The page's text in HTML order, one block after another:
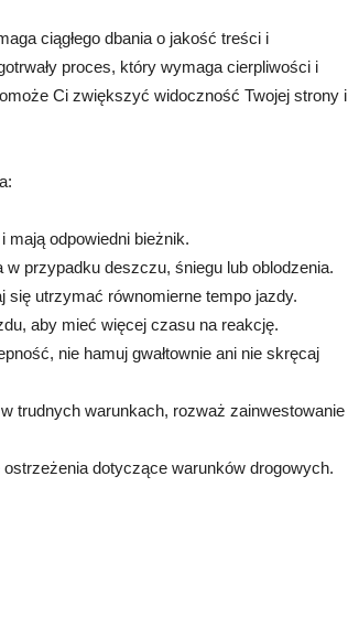
ciągłego dbania o jakość treści i
proces, który wymaga cierpliwości i
Ci zwiększyć widoczność Twojej strony i
mają odpowiedni bieżnik.
przypadku deszczu, śniegu lub oblodzenia.
się utrzymać równomierne tempo jazdy.
aby mieć więcej czasu na reakcję.
nie hamuj gwałtownie ani nie skręcaj
trudnych warunkach, rozważ zainwestowanie
dotyczące warunków drogowych.